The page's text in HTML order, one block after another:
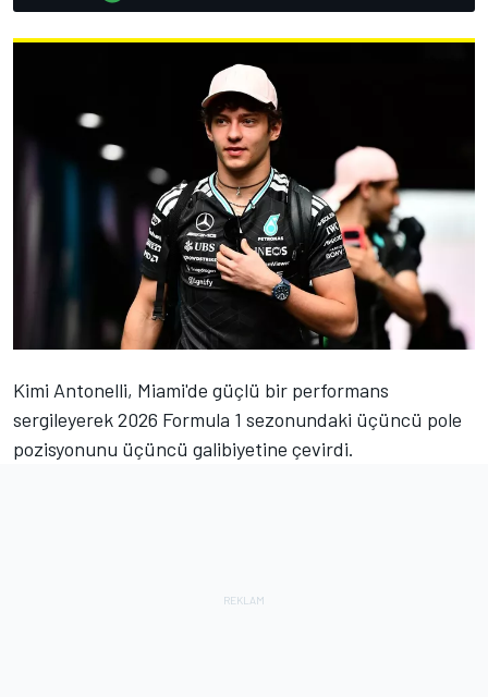
Kimi Antonelli, Miami'de güçlü bir performans
sergileyerek 2026 Formula 1 sezonundaki üçüncü pole
pozisyonunu üçüncü galibiyetine çevirdi.